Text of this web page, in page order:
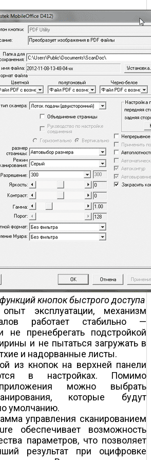
кнопок быстрого доступа
эксплуатации, механизм
работает стабильно —
не пренебрегать подстройкой
и не пытаться загружать в
и надорванные листы.
из кнопок на верхней панели
в настройках. Помимо
можно выбрать
которые будут
умолчанию.
управления сканированием
обеспечивает возможность
параметров, что позволяет
результат при оцифровке